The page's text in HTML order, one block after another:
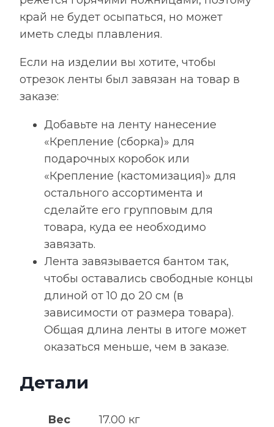
край не будет осыпаться, но может
иметь следы плавления.
Если на изделии вы хотите, чтобы
отрезок ленты был завязан на товар в
заказе:
Добавьте на ленту нанесение
«Крепление (сборка)» для
подарочных коробок или
«Крепление (кастомизация)» для
остального ассортимента и
сделайте его групповым для
товара, куда ее необходимо
завязать.
Лента завязывается бантом так,
чтобы оставались свободные концы
длиной от 10 до 20 см (в
зависимости от размера товара).
Общая длина ленты в итоге может
оказаться меньше, чем в заказе.
Детали
Вес
17.00 кг